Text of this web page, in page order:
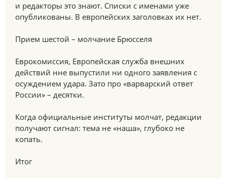
и редакторы это знают. Списки с именами уже
опубликованы. В европейских заголовках их нет.
Прием шестой – молчание Брюсселя
Еврокомиссия, Европейская служба внешних
действий нне выпустили ни одного заявления с
осуждением удара. Зато про «варварский ответ
России» – десятки.
Когда официальные институты молчат, редакции
получают сигнал: тема не «наша», глубоко не
копать.
Итог